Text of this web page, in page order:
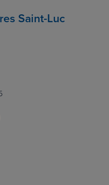
Saint-Luc